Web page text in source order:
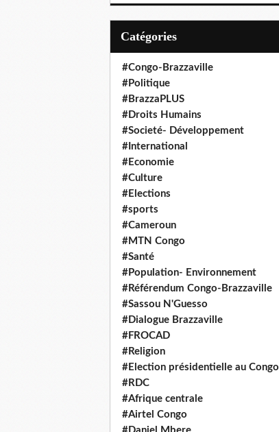
Catégories
#Congo-Brazzaville
#Politique
#BrazzaPLUS
#Droits Humains
#Societé- Développement
#International
#Economie
#Culture
#Elections
#sports
#Cameroun
#MTN Congo
#Santé
#Population- Environnement
#Référendum Congo-Brazzaville
#Sassou N'Guesso
#Dialogue Brazzaville
#FROCAD
#Religion
#Election présidentielle au Congo
#RDC
#Afrique centrale
#Airtel Congo